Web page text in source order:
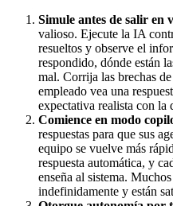
Simule antes de salir en
valioso. Ejecute la IA
resueltos y observe el
respondido, dónde están
mal. Corrija las brechas
empleado vea una
expectativa realista con la
Comience en modo
respuestas para que sus
equipo se vuelve más
respuesta automática, y
enseña al sistema.
indefinidamente y están